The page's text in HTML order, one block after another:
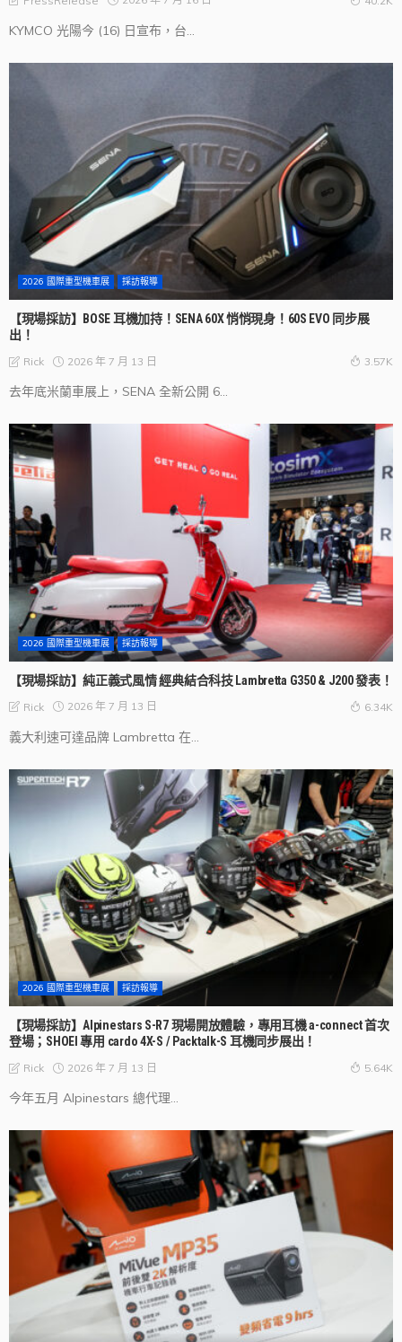
KYMCO 光陽今 (16) 日宣布，台...
2026 國際重型機車展 採訪報導
【現場採訪】BOSE 耳機加持！SENA 60X 悄悄現身！60S EVO 同步展
出！
Rick 2026 年 7 月 13 日 3.57K
去年底米蘭車展上，SENA 全新公開 6...
2026 國際重型機車展 採訪報導
【現場採訪】純正義式風情 經典結合科技 Lambretta G350 & J200 發表！
Rick 2026 年 7 月 13 日 6.34K
義大利速可達品牌 Lambretta 在...
2026 國際重型機車展 採訪報導
【現場採訪】Alpinestars S-R7 現場開放體驗，專用耳機 a-connect 首次
登場；SHOEI 專用 cardo 4X-S / Packtalk-S 耳機同步展出！
Rick 2026 年 7 月 13 日 5.64K
今年五月 Alpinestars 總代理...